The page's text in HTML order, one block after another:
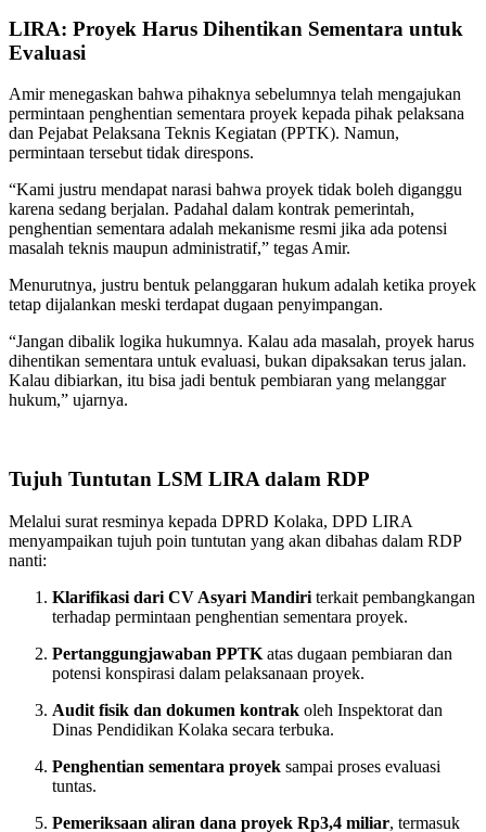
LIRA: Proyek Harus Dihentikan Sementara untuk
Evaluasi
Amir menegaskan bahwa pihaknya sebelumnya telah mengajukan
permintaan penghentian sementara proyek kepada pihak pelaksana
dan Pejabat Pelaksana Teknis Kegiatan (PPTK). Namun,
permintaan tersebut tidak direspons.
“Kami justru mendapat narasi bahwa proyek tidak boleh diganggu
karena sedang berjalan. Padahal dalam kontrak pemerintah,
penghentian sementara adalah mekanisme resmi jika ada potensi
masalah teknis maupun administratif,” tegas Amir.
Menurutnya, justru bentuk pelanggaran hukum adalah ketika proyek
tetap dijalankan meski terdapat dugaan penyimpangan.
“Jangan dibalik logika hukumnya. Kalau ada masalah, proyek harus
dihentikan sementara untuk evaluasi, bukan dipaksakan terus jalan.
Kalau dibiarkan, itu bisa jadi bentuk pembiaran yang melanggar
hukum,” ujarnya.
Tujuh Tuntutan LSM LIRA dalam RDP
Melalui surat resminya kepada DPRD Kolaka, DPD LIRA
menyampaikan tujuh poin tuntutan yang akan dibahas dalam RDP
nanti:
Klarifikasi dari CV Asyari Mandiri terkait pembangkangan
terhadap permintaan penghentian sementara proyek.
Pertanggungjawaban PPTK atas dugaan pembiaran dan
potensi konspirasi dalam pelaksanaan proyek.
Audit fisik dan dokumen kontrak oleh Inspektorat dan
Dinas Pendidikan Kolaka secara terbuka.
Penghentian sementara proyek sampai proses evaluasi
tuntas.
Pemeriksaan aliran dana proyek Rp3,4 miliar, termasuk